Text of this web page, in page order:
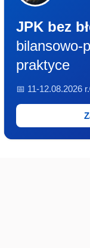
JPK bez
bilansowo-
praktyce
📅 11-12.08.2026 r.